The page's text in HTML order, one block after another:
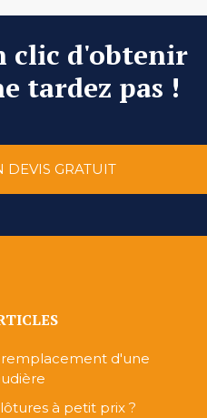
clic d'obtenir
tardez pas !
GRATUIT
d'une
à petit prix ?